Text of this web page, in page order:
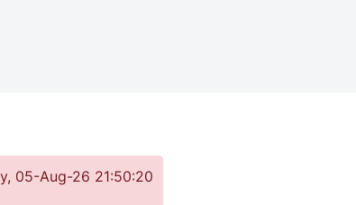
05-Aug-26 21:50:20